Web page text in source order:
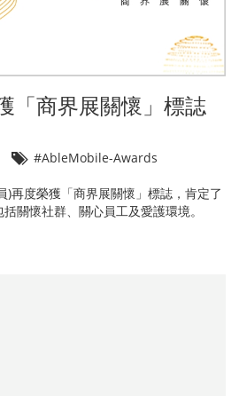
「商界展關懷」標誌
#AbleMobile-Awards
再度榮獲「商界展關懷」標誌，肯定了
關懷社群、關心員工及愛護環境。